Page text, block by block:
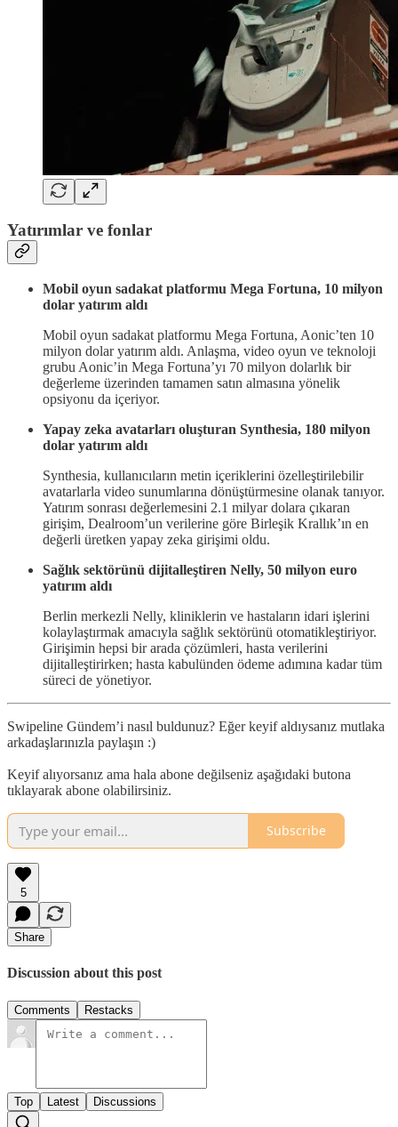
Yatırımlar ve fonlar
Mobil oyun sadakat platformu Mega Fortuna, 10 milyon
dolar yatırım aldı
Mobil oyun sadakat platformu Mega Fortuna, Aonic’ten 10
milyon dolar yatırım aldı. Anlaşma, video oyun ve teknoloji
grubu Aonic’in Mega Fortuna’yı 70 milyon dolarlık bir
değerleme üzerinden tamamen satın almasına yönelik
opsiyonu da içeriyor.
Yapay zeka avatarları oluşturan Synthesia, 180 milyon
dolar yatırım aldı
Synthesia, kullanıcıların metin içeriklerini özelleştirilebilir
avatarlarla video sunumlarına dönüştürmesine olanak tanıyor.
Yatırım sonrası değerlemesini 2.1 milyar dolara çıkaran
girişim, Dealroom’un verilerine göre Birleşik Krallık’ın en
değerli üretken yapay zeka girişimi oldu.
Sağlık sektörünü dijitalleştiren Nelly, 50 milyon euro
yatırım aldı
Berlin merkezli Nelly, kliniklerin ve hastaların idari işlerini
kolaylaştırmak amacıyla sağlık sektörünü otomatikleştiriyor.
Girişimin hepsi bir arada çözümleri, hasta verilerini
dijitalleştirirken; hasta kabulünden ödeme adımına kadar tüm
süreci de yönetiyor.
Swipeline Gündem’i nasıl buldunuz? Eğer keyif aldıysanız mutlaka
arkadaşlarınızla paylaşın :)
Keyif alıyorsanız ama hala abone değilseniz aşağıdaki butona
tıklayarak abone olabilirsiniz.
Subscribe
5
Share
Discussion about this post
Comments Restacks
Top Latest Discussions